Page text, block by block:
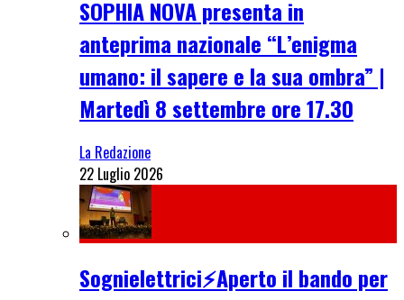
SOPHIA NOVA presenta in
anteprima nazionale “L’enigma
umano: il sapere e la sua ombra” |
Martedì 8 settembre ore 17.30
La Redazione
22 Luglio 2026
Sognielettrici⚡Aperto il bando per